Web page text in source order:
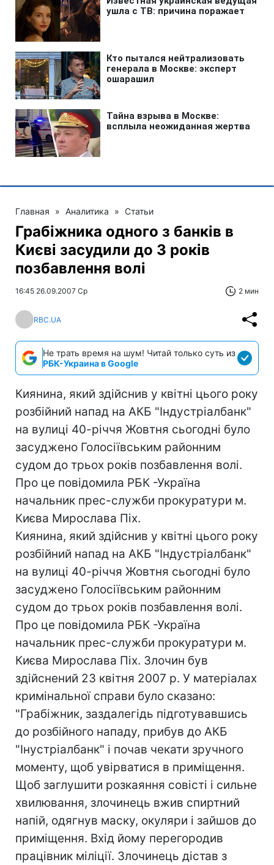
Главная » Аналитика » Статьи
Грабіжника одного з банків в
Києві засудили до 3 років
позбавлення волі
16:45 26.09.2007 Ср 2 мин
RBC.UA
Не трать время на шум! Читай только суть из
РБК-Украина в Google
Киянина, який здійснив у квітні цього року
розбійний напад на АКБ "Індустріалбанк"
на вулиці 40-річчя Жовтня сьогодні було
засуджено Голосіївським районним
судом до трьох рокiв позбавлення волі.
Про це повідомила РБК -Україна
начальник прес-служби прокуратури м.
Києва Мирослава Піх.
Киянина, який здійснив у квітні цього року
розбійний напад на АКБ "Індустріалбанк"
на вулиці 40-річчя Жовтня сьогодні було
засуджено Голосіївським районним
судом до трьох рокiв позбавлення волі.
Про це повідомила РБК -Україна
начальник прес-служби прокуратури м.
Києва Мирослава Піх. Злочин був
здійснений 23 квітня 2007 р. У матеріалах
кримінальної справи було сказано:
"Грабіжник, заздалегідь підготувавшись
до розбійного нападу, прибув до АКБ
"Інустріалбанк" і почав чекати зручного
моменту, щоб увірватися в приміщення.
Щоб заглушити розкаяння совісті і сильне
хвилювання, злочинець вжив спиртний
напій, одягнув маску, окуляри і зайшов до
приміщення. Вхід йому перегородив
працівник міліції. Злочинець дістав з